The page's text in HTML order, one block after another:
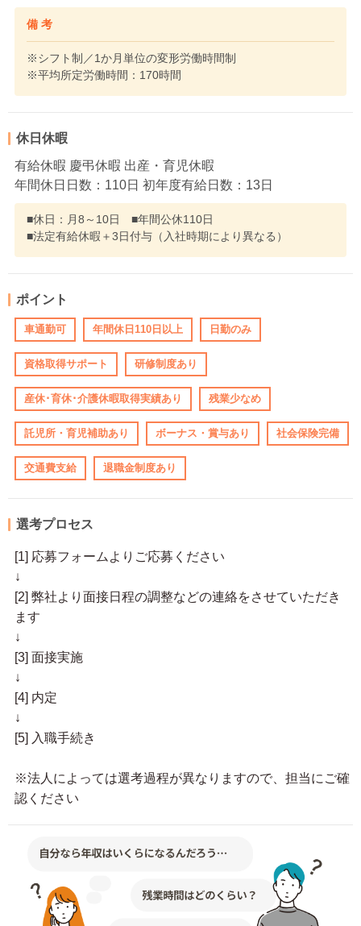
備 考
※シフト制／1か月単位の変形労働時間制
※平均所定労働時間：170時間
休日休暇
有給休暇 慶弔休暇 出産・育児休暇
年間休日日数：110日 初年度有給日数：13日
■休日：月8～10日 ■年間公休110日
■法定有給休暇＋3日付与（入社時期により異なる）
ポイント
車通勤可 年間休日110日以上 日勤のみ
資格取得サポート 研修制度あり
産休･育休･介護休暇取得実績あり 残業少なめ
託児所・育児補助あり ボーナス・賞与あり 社会保険完備
交通費支給 退職金制度あり
選考プロセス
[1] 応募フォームよりご応募ください
↓
[2] 弊社より面接日程の調整などの連絡をさせていただき
ます
↓
[3] 面接実施
↓
[4] 内定
↓
[5] 入職手続き
※法人によっては選考過程が異なりますので、担当にご確
認ください